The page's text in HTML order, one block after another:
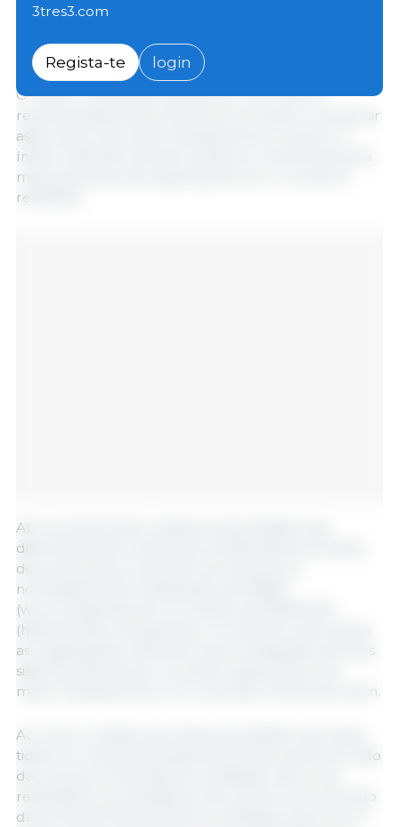
Meatindex e Vindex, para chegar a uma plataforma
a situação do mercado na Bélgica.
O índice combinado deveria ser uma melhor
representação da evolução do mercado e contribuir
assim para uma maior transparência no sector. O
índice unificado também pode ser uma ferramenta
mais poderosa nas negociações com o comércio
retalhista.
Até recentemente, existiam duas plataformas
diferentes para monitorizar as alterações semanais
dos preços dos cortes de carne de porco,
nomeadamente a Meatindex da FEBEV
(www.meatindex.be) e a Vindex da FENAVIAN
(https://vindex. fenavian.be). Os membros de ambas
as organizações indicaram que a integração dos dois
sistemas deveria ser o próximo passo para uma
maior transparência e um mercado a funcionar bem.
Ao reunir os dados de ambas as plataformas, serão
tidas em conta as flutuações de preços tanto do lado
da compra (compradores na Bélgica, tais como
retalhistas e processadores de carne) como do lado
da produção (fornecedores na Bélgica, tais como o
3tres3.com
Regista-te login